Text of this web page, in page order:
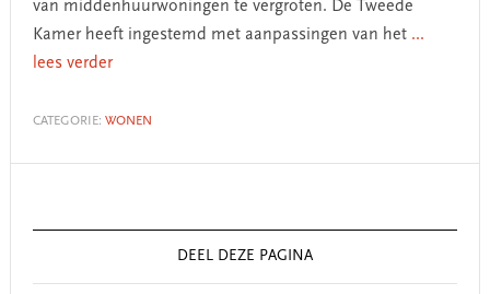
van middenhuurwoningen te vergroten. De Tweede
Kamer heeft ingestemd met aanpassingen van het ...
lees verder
CATEGORIE: WONEN
Sidebar
DEEL DEZE PAGINA